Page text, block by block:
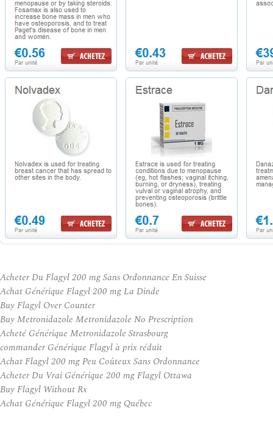
Acheter Du Flagyl 200 mg Sans Ordonnance En Suisse
Achat Générique Flagyl 200 mg La Dinde
Buy Flagyl Over Counter
Buy Metronidazole Metronidazole No Prescription
Acheté Générique Metronidazole Strasbourg
commander Générique Flagyl à prix réduit
Achat Flagyl 200 mg Peu Coûteux Sans Ordonnance
Acheter Du Vrai Générique 200 mg Flagyl Ottawa
Buy Flagyl Without Rx
Achat Générique Flagyl 200 mg Québec